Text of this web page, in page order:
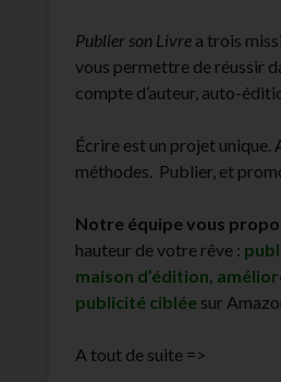
Publier son Livre a trois
vous permettre de réussir
compte d’auteur, auto-
Écrire est un projet
méthodes. Publier, et
Notre équipe vous
hauteur de votre rêve :
maison d’édition,
publicité ciblée sur
A tout de suite =>